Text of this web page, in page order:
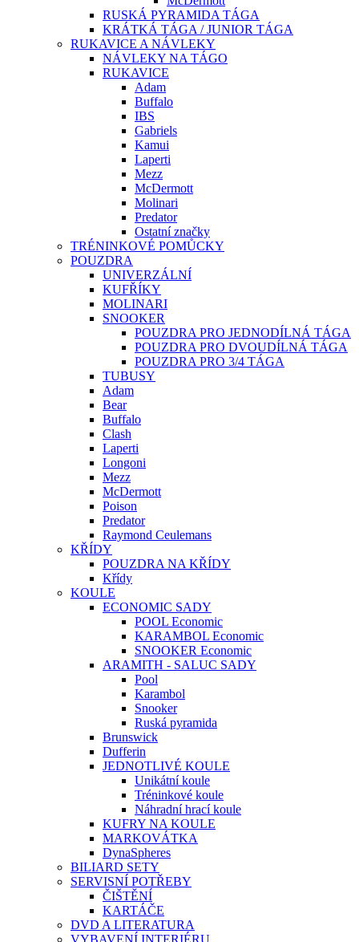
RUSKÁ PYRAMIDA TÁGA
KRÁTKÁ TÁGA / JUNIOR TÁGA
RUKAVICE A NÁVLEKY
NÁVLEKY NA TÁGO
RUKAVICE
Adam
Buffalo
IBS
Gabriels
Kamui
Laperti
Mezz
McDermott
Molinari
Predator
Ostatní značky
TRÉNINKOVÉ POMŮCKY
POUZDRA
UNIVERZÁLNÍ
KUFŘÍKY
MOLINARI
SNOOKER
POUZDRA PRO JEDNODÍLNÁ TÁGA
POUZDRA PRO DVOUDÍLNÁ TÁGA
POUZDRA PRO 3/4 TÁGA
TUBUSY
Adam
Bear
Buffalo
Clash
Laperti
Longoni
Mezz
McDermott
Poison
Predator
Raymond Ceulemans
KŘÍDY
POUZDRA NA KŘÍDY
Křídy
KOULE
ECONOMIC SADY
POOL Economic
KARAMBOL Economic
SNOOKER Economic
ARAMITH - SALUC SADY
Pool
Karambol
Snooker
Ruská pyramida
Brunswick
Dufferin
JEDNOTLIVÉ KOULE
Unikátní koule
Tréninkové koule
Náhradní hrací koule
KUFRY NA KOULE
MARKOVÁTKA
DynaSpheres
BILIARD SETY
SERVISNÍ POTŘEBY
ČIŠTĚNÍ
KARTÁČE
DVD A LITERATURA
VYBAVENÍ INTERIÉRU